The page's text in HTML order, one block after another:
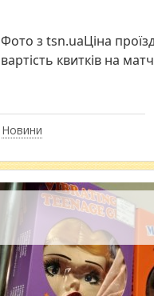
Новини
Фото з tsn.uaЦіна
вартість квитків на